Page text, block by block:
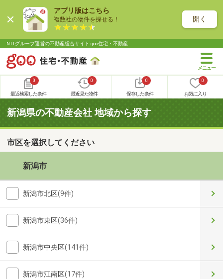
アプリ版はこちら
複数社の物件を探せる！ 開く
NTTグループ運営の不動産総合サイト goo住宅・不動産
0
最近検索した条件
0
最近見た物件
0
保存した条件
0
お気に入り
新潟県の不動産会社 地域から探す
市区を選択してください
新潟市
新潟市北区(9件)
新潟市東区(36件)
新潟市中央区(141件)
新潟市江南区(17件)